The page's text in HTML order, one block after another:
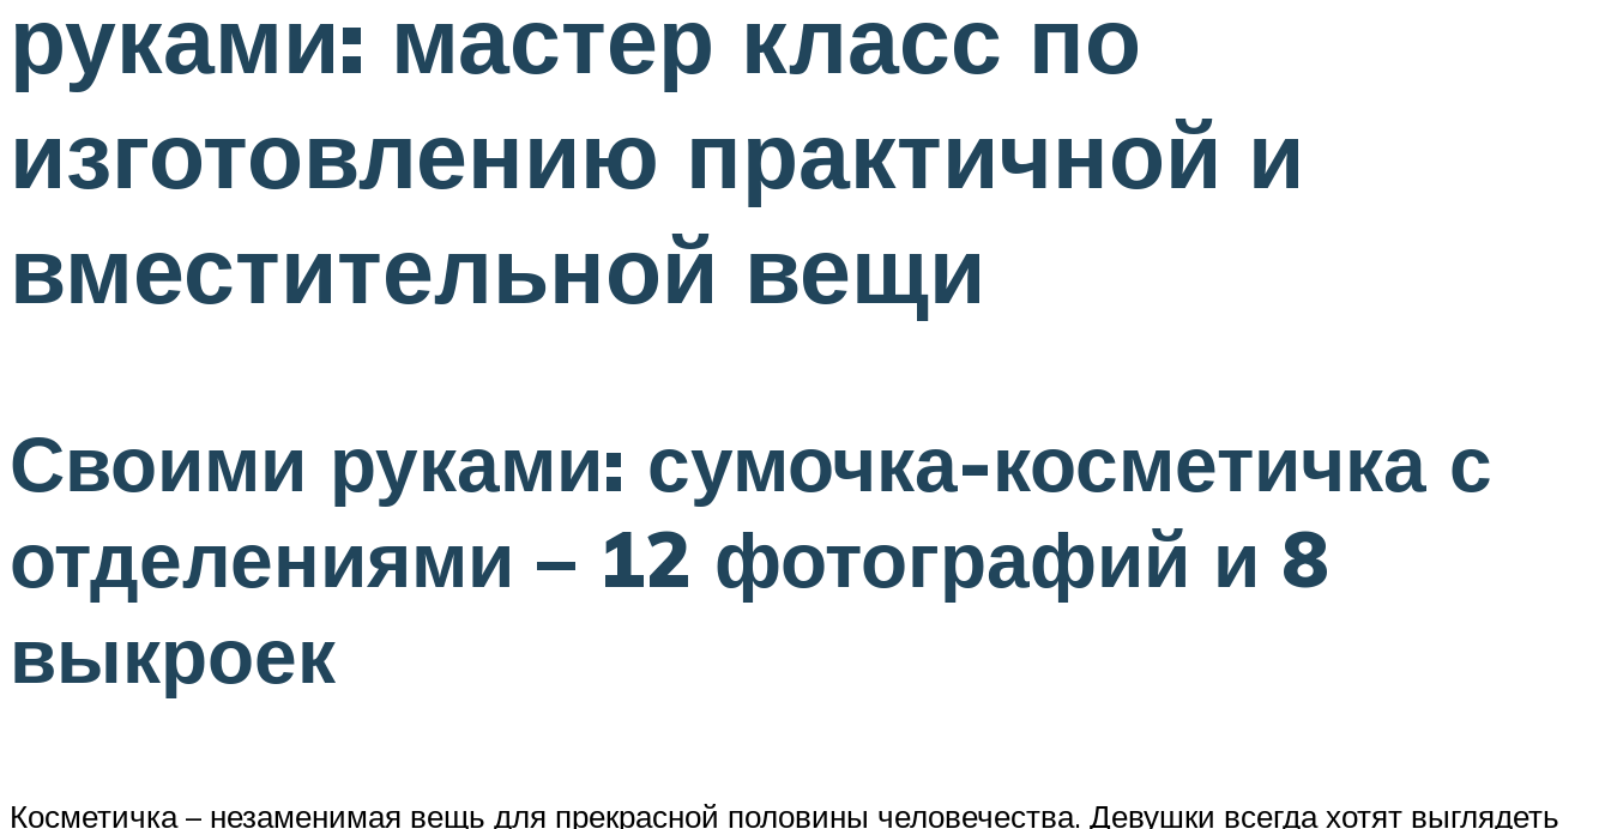
руками: мастер класс по
изготовлению практичной и
вместительной вещи
Своими руками: сумочка-косметичка с
отделениями – 12 фотографий и 8
выкроек
Косметичка – незаменимая вещь для прекрасной половины человечества. Девушки всегда хотят выглядеть